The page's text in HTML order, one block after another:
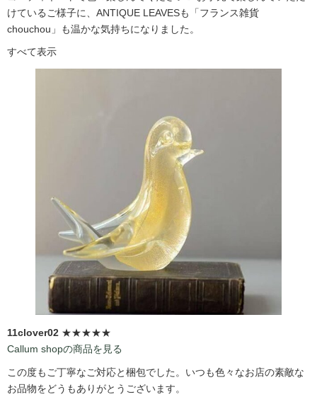
けているご様子に、ANTIQUE LEAVESも「フランス雑貨
chouchou」も温かな気持ちになりました。
すべて表示
11clover02 ★★★★★
Callum shopの商品を見る
この度もご丁寧なご対応と梱包でした。いつも色々なお店の素敵な
お品物をどうもありがとうございます。